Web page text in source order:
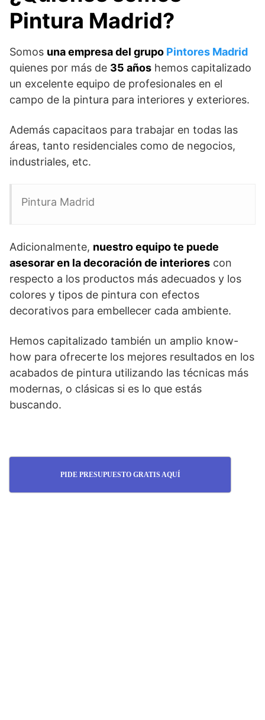
Pintura Madrid?
Somos una empresa del grupo Pintores Madrid
quienes por más de 35 años hemos capitalizado
un excelente equipo de profesionales en el
campo de la pintura para interiores y exteriores.
Además capacitaos para trabajar en todas las
áreas, tanto residenciales como de negocios,
industriales, etc.
Pintura Madrid
Adicionalmente, nuestro equipo te puede
asesorar en la decoración de interiores con
respecto a los productos más adecuados y los
colores y tipos de pintura con efectos
decorativos para embellecer cada ambiente.
Hemos capitalizado también un amplio know-
how para ofrecerte los mejores resultados en los
acabados de pintura utilizando las técnicas más
modernas, o clásicas si es lo que estás
buscando.
PIDE PRESUPUESTO GRATIS AQUÍ